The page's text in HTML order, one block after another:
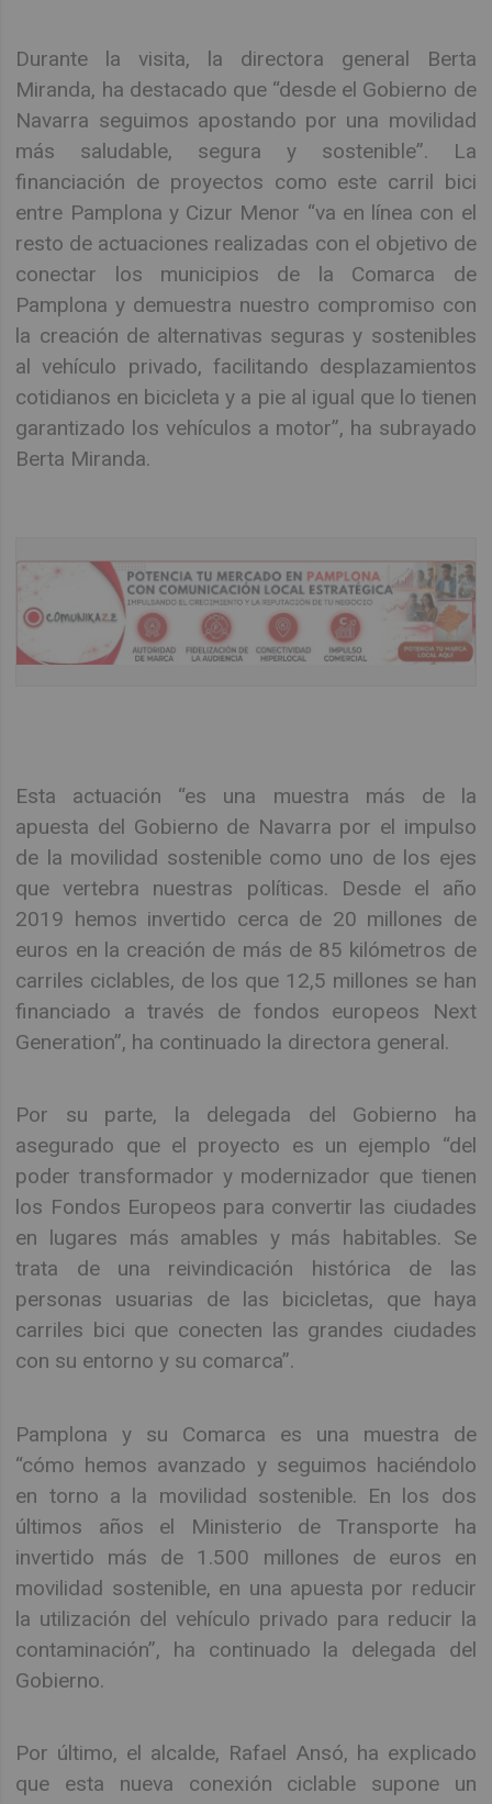
Durante la visita, la directora general Berta
Miranda, ha destacado que “desde el Gobierno de
Navarra seguimos apostando por una movilidad
más saludable, segura y sostenible”. La
financiación de proyectos como este carril bici
entre Pamplona y Cizur Menor “va en línea con el
resto de actuaciones realizadas con el objetivo de
conectar los municipios de la Comarca de
Pamplona y demuestra nuestro compromiso con
la creación de alternativas seguras y sostenibles
al vehículo privado, facilitando desplazamientos
cotidianos en bicicleta y a pie al igual que lo tienen
garantizado los vehículos a motor”, ha subrayado
Berta Miranda.
Esta actuación “es una muestra más de la
apuesta del Gobierno de Navarra por el impulso
de la movilidad sostenible como uno de los ejes
que vertebra nuestras políticas. Desde el año
2019 hemos invertido cerca de 20 millones de
euros en la creación de más de 85 kilómetros de
carriles ciclables, de los que 12,5 millones se han
financiado a través de fondos europeos Next
Generation”, ha continuado la directora general.
Por su parte, la delegada del Gobierno ha
asegurado que el proyecto es un ejemplo “del
poder transformador y modernizador que tienen
los Fondos Europeos para convertir las ciudades
en lugares más amables y más habitables. Se
trata de una reivindicación histórica de las
personas usuarias de las bicicletas, que haya
carriles bici que conecten las grandes ciudades
con su entorno y su comarca”.
Pamplona y su Comarca es una muestra de
“cómo hemos avanzado y seguimos haciéndolo
en torno a la movilidad sostenible. En los dos
últimos años el Ministerio de Transporte ha
invertido más de 1.500 millones de euros en
movilidad sostenible, en una apuesta por reducir
la utilización del vehículo privado para reducir la
contaminación”, ha continuado la delegada del
Gobierno.
Por último, el alcalde, Rafael Ansó, ha explicado
que esta nueva conexión ciclable supone un